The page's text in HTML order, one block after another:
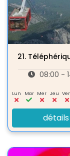
21.
08:00 -
Lun Mar Mer Jeu
détails